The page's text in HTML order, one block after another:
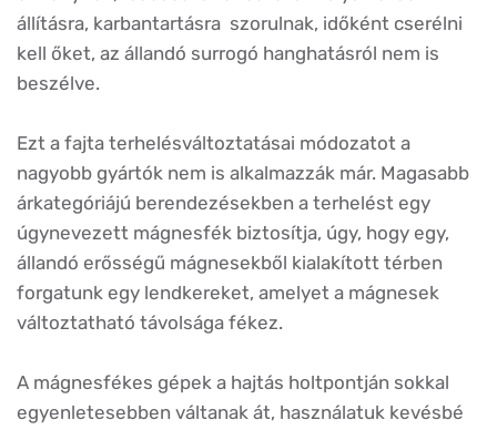
állításra, karbantartásra szorulnak, időként cserélni
kell őket, az állandó surrogó hanghatásról nem is
beszélve.
Ezt a fajta terhelésváltoztatásai módozatot a
nagyobb gyártók nem is alkalmazzák már. Magasabb
árkategóriájú berendezésekben a terhelést egy
úgynevezett mágnesfék biztosítja, úgy, hogy egy,
állandó erősségű mágnesekből kialakított térben
forgatunk egy lendkereket, amelyet a mágnesek
változtatható távolsága fékez.
A mágnesfékes gépek a hajtás holtpontján sokkal
egyenletesebben váltanak át, használatuk kevésbé